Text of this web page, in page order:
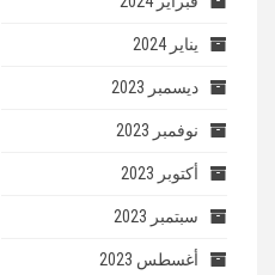
يناير 2024
ديسمبر 2023
نوفمبر 2023
أكتوبر 2023
سبتمبر 2023
أغسطس 2023